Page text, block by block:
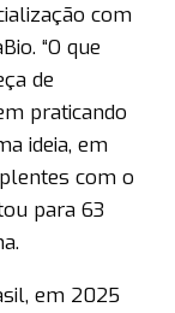
com
“O que
de
praticando
ideia, em
com o
para 63
em 2025